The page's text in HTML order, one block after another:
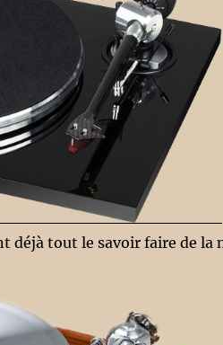
déjà tout le savoir faire de la